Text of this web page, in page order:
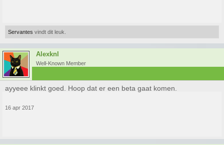
Servantes vindt dit leuk.
Alexknl
Well-Known Member
ayyeee klinkt goed. Hoop dat er een beta gaat komen.
16 apr 2017